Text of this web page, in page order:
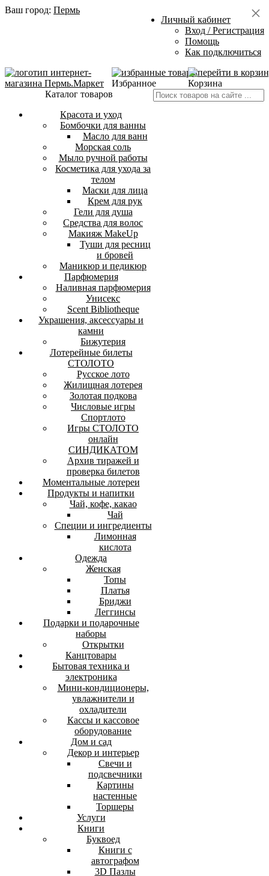
Ваш город: Пермь
Личный кабинет
Вход / Регистрация
Помощь
Как подключиться
Избранное
Корзина
Каталог товаров
Красота и уход
Бомбочки для ванны
Масло для ванн
Морская соль
Мыло ручной работы
Косметика для ухода за
телом
Маски для лица
Крем для рук
Гели для душа
Средства для волос
Макияж MakeUp
Туши для ресниц
и бровей
Маникюр и педикюр
Парфюмерия
Наливная парфюмерия
Унисекс
Scent Bibliotheque
Украшения, аксессуары и
камни
Бижутерия
Лотерейные билеты
СТОЛОТО
Русское лото
Жилищная лотерея
Золотая подкова
Числовые игры
Спортлото
Игры СТОЛОТО
онлайн
СИНДИКАТОМ
Архив тиражей и
проверка билетов
Моментальные лотереи
Продукты и напитки
Чай, кофе, какао
Чай
Специи и ингредиенты
Лимонная
кислота
Одежда
Женская
Топы
Платья
Бриджи
Леггинсы
Подарки и подарочные
наборы
Открытки
Канцтовары
Бытовая техника и
электроника
Мини-кондиционеры,
увлажнители и
охладители
Кассы и кассовое
оборудование
Дом и сад
Декор и интерьер
Свечи и
подсвечники
Картины
настенные
Торшеры
Услуги
Книги
Буквоед
Книги с
автографом
3D Пазлы